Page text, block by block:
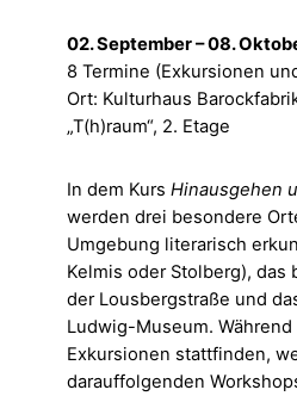
02. September – 08.
8 Termine (Exkursionen
Ort: Kulturhaus
„T(h)raum“, 2. Etage
In dem Kurs Hinausgehen
werden drei besondere
Umgebung literarisch
Kelmis oder Stolberg), das
der Lousbergstraße und
Ludwig-Museum.
Exkursionen stattfinden,
darauffolgenden